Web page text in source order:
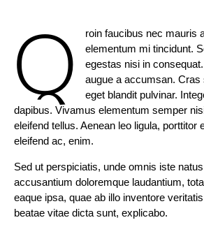
Q
roin faucibus nec mauris
elementum mi tincidunt.
egestas nisi in
augue a accumsan. Cras
eget blandit pulvinar.
dapibus. Vivamus elementum semper
eleifend tellus. Aenean leo ligula, porttitor
eleifend ac, enim.
Sed ut perspiciatis, unde omnis iste
accusantium doloremque laudantium,
eaque ipsa, quae ab illo inventore
beatae vitae dicta sunt, explicabo.